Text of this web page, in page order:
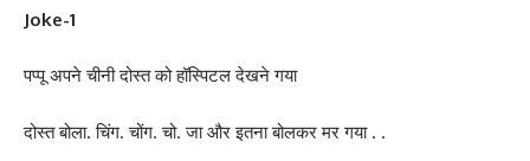
Joke-1
पप्पू अपने चीनी दोस्त को हॉस्पिटल देखने गया
दोस्त बोला. चिंग. चोंग. चो. जा और इतना बोलकर मर गया . .